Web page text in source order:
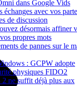
dans Google Vids
avec vos
de discussion
désormais affiner
propres mots
de pannes sur le
: GCPW adopte
physiques FIDO2
ne suffit déjà plus aux